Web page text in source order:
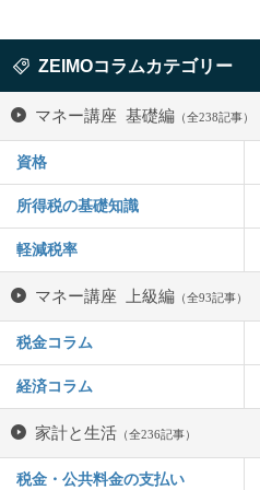
ZEIMOコラムカテゴリー
マネー講座 基礎編 （全238記事）
資格
所得税の基礎知識
軽減税率
マネー講座 上級編 （全93記事）
税金コラム
経済コラム
家計と生活 （全236記事）
税金・公共料金の支払い